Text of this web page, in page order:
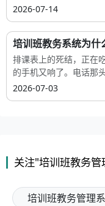
2026-07-14
培训班教务系统为什
排课表上的死结，正在
的手机又响了。电话那
2026-07-03
关注"培训班教务
培训班教务管理